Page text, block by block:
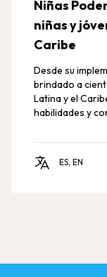
Niñas
niñas y
Caribe
Desde su
brindado a
Latina y el
habilidades y
región.
ES, EN